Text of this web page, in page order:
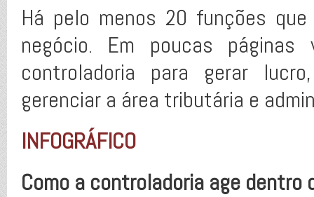
Há pelo menos 20 funções
negócio. Em poucas
controladoria para gerar
gerenciar a área tributária e
INFOGRÁFICO
Como a controladoria age dentro